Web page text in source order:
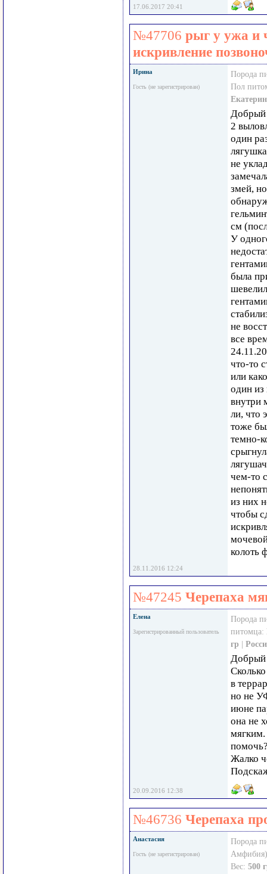
17.06.2017 20:41
№47706 рыг у ужа и
искривление
Ирина
Гость (не зарегистрирован)
Порода
Пол
Добрый
2
один
не
змей,
см
У
была
не
все
что-то
или
один из
внутри
ли, что
тоже
темно-
чем-то
из них
чтобы
колоть
28.11.2016 12:24
№47245 Черепаха
Елена
Зарегистрированный пользователь
Порода
питомца:
гр |
Добрый
в
но не
июне
она не
Жалко
20.09.2016 12:38
№46736 Черепаха
Анастасия
Гость (не зарегистрирован)
Порода
Вес: 500